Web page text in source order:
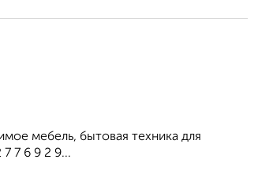
мебель, бытовая техника для
7 6 9 2 9...